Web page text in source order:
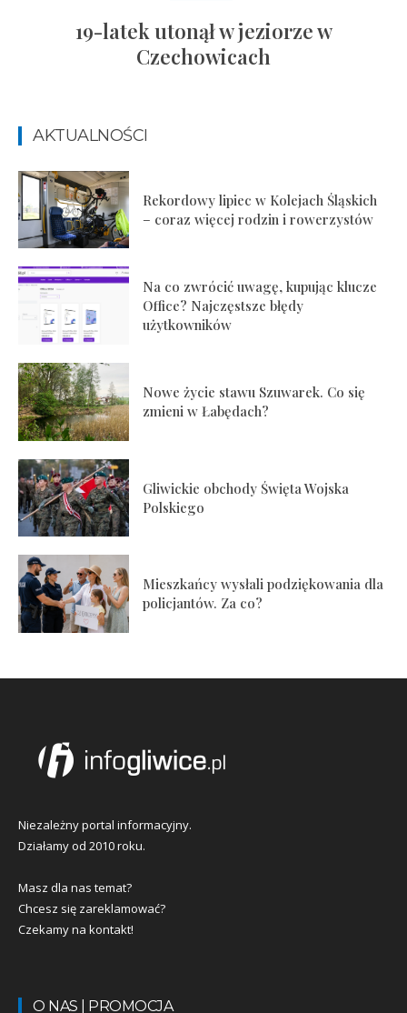
19-latek utonął w jeziorze w
Czechowicach
AKTUALNOŚCI
Rekordowy lipiec w Kolejach Śląskich
– coraz więcej rodzin i rowerzystów
Na co zwrócić uwagę, kupując klucze
Office? Najczęstsze błędy
użytkowników
Nowe życie stawu Szuwarek. Co się
zmieni w Łabędach?
Gliwickie obchody Święta Wojska
Polskiego
Mieszkańcy wysłali podziękowania dla
policjantów. Za co?
Niezależny portal informacyjny.
Działamy od 2010 roku.
Masz dla nas temat?
Chcesz się zareklamować?
Czekamy na kontakt!
O NAS | PROMOCJA